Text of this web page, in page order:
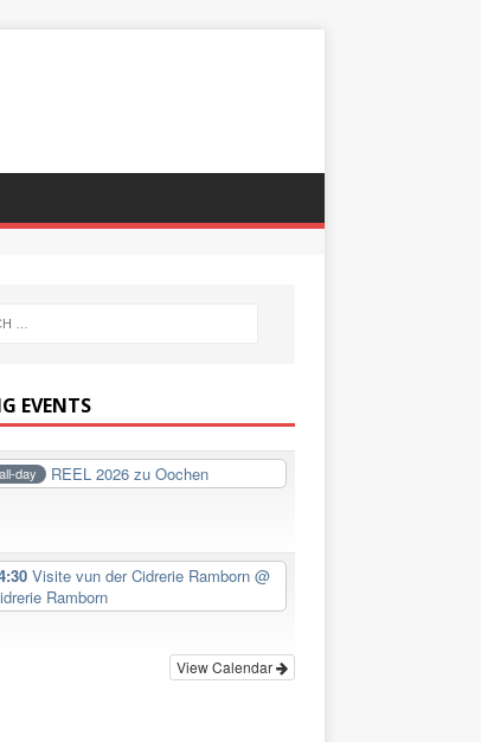
EVENTS
all-day REEL 2026 zu Oochen
Visite vun der Cidrerie Ramborn@
Ramborn
View Calendar